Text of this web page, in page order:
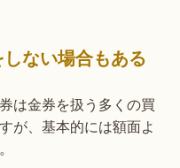
ない場合もある
は金券を扱う多くの買
が、基本的には額面よ